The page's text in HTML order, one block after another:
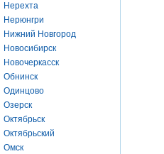
Нерехта
Нерюнгри
Нижний Новгород
Новосибирск
Новочеркасск
Обнинск
Одинцово
Озерск
Октябрьск
Октябрьский
Омск